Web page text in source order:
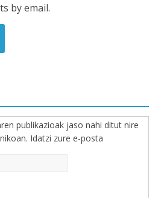
by email.
publikazioak jaso nahi ditut nire
Idatzi zure e-posta